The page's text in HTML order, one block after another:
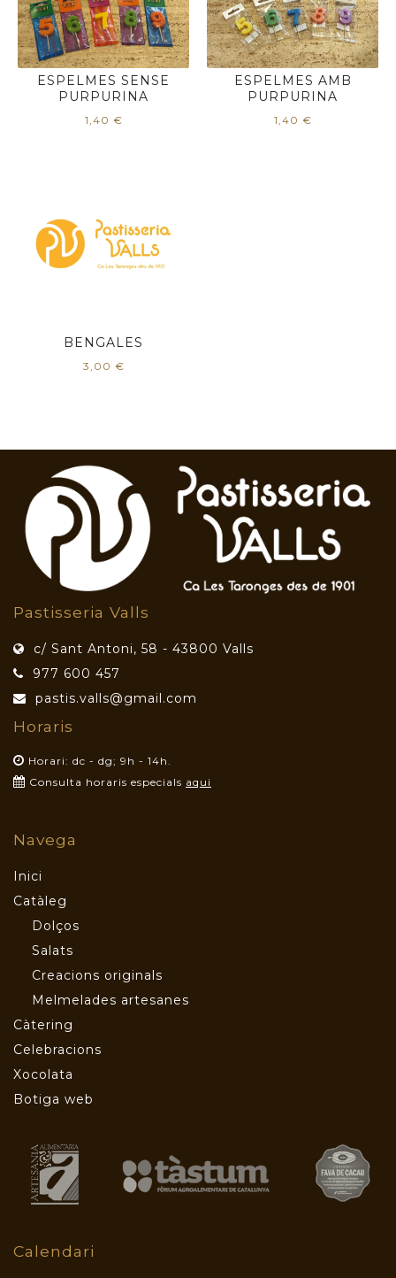
ESPELMES SENSE
PURPURINA
1,40 €
ESPELMES AMB
PURPURINA
1,40 €
BENGALES
3,00 €
Pastisseria Valls
c/ Sant Antoni, 58 - 43800 Valls
977 600 457
pastis.valls@gmail.com
Horaris
Horari: dc - dg; 9h - 14h.
Consulta horaris especials aqui
Navega
Inici
Catàleg
Dolços
Salats
Creacions originals
Melmelades artesanes
Càtering
Celebracions
Xocolata
Botiga web
Calendari